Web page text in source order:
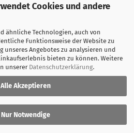
Cookies und andere
ähnliche Technologien, auch von
Funktionsweise der Website zu
unseres Angebotes zu analysieren und
bieten zu können. Weitere
unserer Datenschutzerklärung.
Alle Akzeptieren
Nur Notwendige